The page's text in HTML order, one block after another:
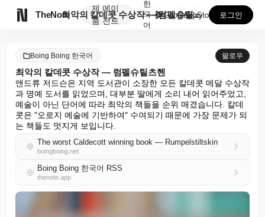
TheNote
제
품
에이
전트
최악의 칼데콧 수상작 — 럼펠슈틸츠헨
한
국
어
GooglePlay
AppStore 로그인
Boing Boing 한국어 팔로우
최악의 칼데콧 수상작 — 럼펠슈틸츠헨
앤드류 저드슨은 지역 도서관이 소장한 모든 칼데콧 메달 수상작
과 명예 도서를 읽었으며, 대부분 딸에게 소리 내어 읽어주었고,
예술이 아닌 단어에 따라 최악의 책들을 순위 매겼습니다. 칼데
콧은 "오로지 예술에 기반하여" 수여되기 때문에 가장 문제가 되
는 책들도 멋지게 보입니다.
The worst Caldecott winning book — Rumpelstiltskin
boingboing.net
Boing Boing 한국어 RSS
thenote.app